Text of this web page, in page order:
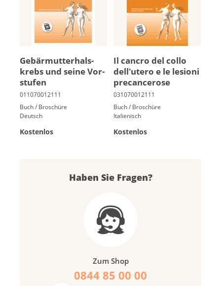
Ge­bär­mut­ter­hals­
krebs und sei­ne Vor­
stu­fen
Buch / Broschüre
Deutsch
Kostenlos
Il cancro del collo
dell'utero e le le­sioni
pre­cancero­se
Buch / Broschüre
Italienisch
Kostenlos
Haben Sie Fragen?
Zum Shop
0844 85 00 00